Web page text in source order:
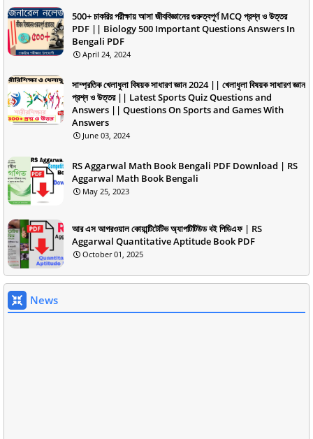
500+ চাকরির পরীক্ষায় আসা জীববিজ্ঞানের গুরুত্বপূর্ণ MCQ প্রশ্ন ও উত্তর
PDF || Biology 500 Important Questions Answers In
Bengali PDF
April 24, 2024
সাম্প্রতিক খেলাধুলা বিষয়ক সাধারণ জ্ঞান 2024 || খেলাধুলা বিষয়ক সাধারণ জ্ঞান
প্রশ্ন ও উত্তর || Latest Sports Quiz Questions and
Answers || Questions On Sports and Games With
Answers
June 03, 2024
RS Aggarwal Math Book Bengali PDF Download | RS
Aggarwal Math Book Bengali
May 25, 2023
আর এস আগরওয়াল কোয়ান্টিটেটিভ অ্যাপটিটিউড বই পিডিএফ | RS
Aggarwal Quantitative Aptitude Book PDF
October 01, 2025
News